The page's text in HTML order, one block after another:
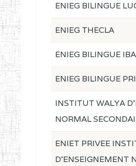
ENIEG BILINGUE
ENIEG THECLA
ENIEG BILINGUE
ENIEG BILINGUE
INSTITUT WALYA
NORMAL
ENIET PRIVEE
D'ENSEIGNEMENT